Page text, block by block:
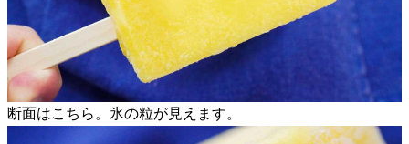
断面はこちら。氷の粒が見えます。